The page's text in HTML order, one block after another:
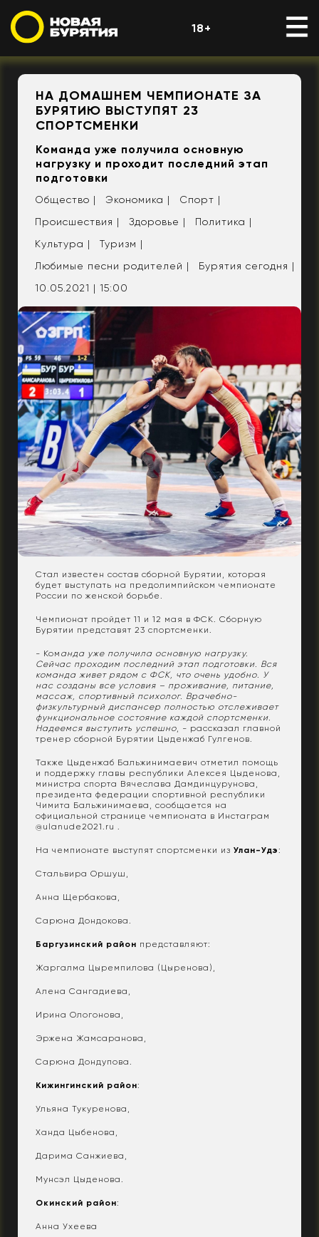
18+
НА ДОМАШНЕМ ЧЕМПИОНАТЕ ЗА
БУРЯТИЮ ВЫСТУПЯТ 23
СПОРТСМЕНКИ
Команда уже получила основную
нагрузку и проходит последний этап
подготовки
Общество | Экономика |
Спорт |
Происшествия |
Здоровье |
Политика |
Культура |
Туризм |
Любимые песни родителей |
Бурятия сегодня |
10.05.2021 | 15:00
Стал известен состав сборной Бурятии, которая
будет выступать на предолимпийском чемпионате
России по женской борьбе.
Чемпионат пройдет 11 и 12 мая в ФСК. Сборную
Бурятии представят 23 спортсменки.
- Ком анда уже получила основную нагрузку.
Сейчас проходим последний этап подготовки. Вся
команда живет рядом с ФСК, что очень удобно. У
нас созданы все условия – проживание, питание,
массаж, спортивный психолог. Врачебно-
физкультурный диспансер полностью отслеживает
функциональное состояние каждой спортсменки.
Надеемся выступить успешно , - рассказал главной
тренер сборной Бурятии Цыденжаб Гулгенов.
Также Цыденжаб Бальжинимаевич отметил помощь
и поддержку главы республики Алексея Цыденова,
министра спорта Вячеслава Дамдинцурунова,
президента федерации спортивной республики
Чимита Бальжинимаева, сообщается на
официальной странице чемпионата в Инстаграм
@ulanude2021.ru .
На чемпионате выступят спортсменки из Улан-Удэ:
Стальвира Оршуш,
Анна Щербакова,
Сарюна Дондокова.
Баргузинский район представляют:
Жаргалма Цыремпилова (Цыренова),
Алена Сангадиева,
Ирина Ологонова,⠀
Эржена Жамсаранова,
Сарюна Дондупова.
Кижингинский район:
Ульяна Тукуренова,
Ханда Цыбенова,
Дарима Санжиева,
Мунсэл Цыденова.
Окинский район:
Анна Ухеева